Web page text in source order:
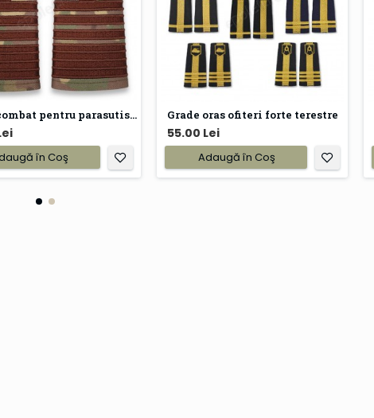
Grade combat pentru parasutisti
în Coş
Grade oras ofiteri forte terestre
55.00 Lei
Adaugă în Coş